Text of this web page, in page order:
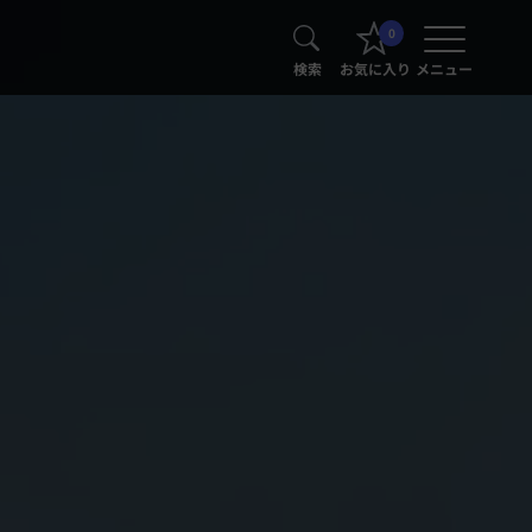
検索
0
お気に入り メニュー